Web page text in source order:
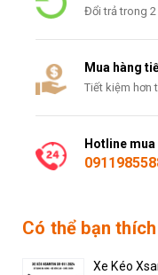
Đổi trả trong
Mua hàng
Tiết kiệm hơn
Hotline mua
Có thể bạn thích
Xe Kéo